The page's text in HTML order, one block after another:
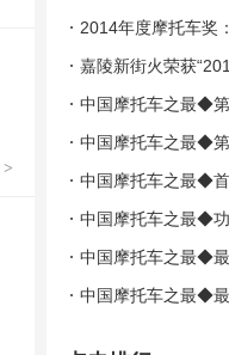
>
2014年度摩托车奖
嘉陵新街火荣获
佳车型奖”
中国摩托车之最◆
河的人
中国摩托车之最◆
城的人
中国摩托车之最◆
中国摩托车之最◆
中国摩托车之最◆
中国摩托车之最◆